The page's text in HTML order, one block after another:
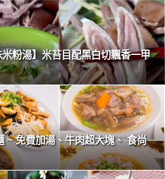
粉湯】米苔目配黑白切飄香一甲
~ 免費加湯、牛肉超大塊、 食尚